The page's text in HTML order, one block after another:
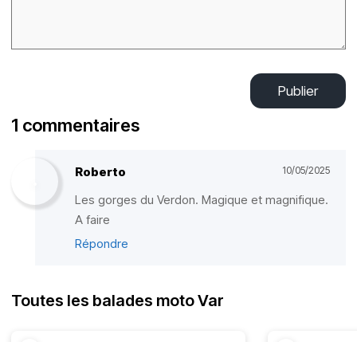
Publier
1 commentaires
Roberto 10/05/2025
Les gorges du Verdon. Magique et magnifique.
A faire
Répondre
Toutes les balades moto Var